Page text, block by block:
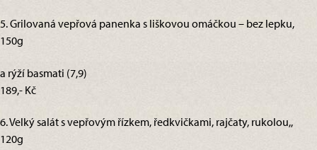
5. Grilovaná vepřová panenka s liškovou omáčkou – bez lepku,
150g
a rýží basmati (7,9)
189,- Kč
6. Velký salát s vepřovým řízkem, ředkvičkami, rajčaty, rukolou,,
120g